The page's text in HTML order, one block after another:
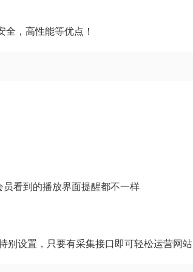
，高性能等优点！
看到的播放界面提醒都不一样
设置，只要有采集接口即可轻松运营网站